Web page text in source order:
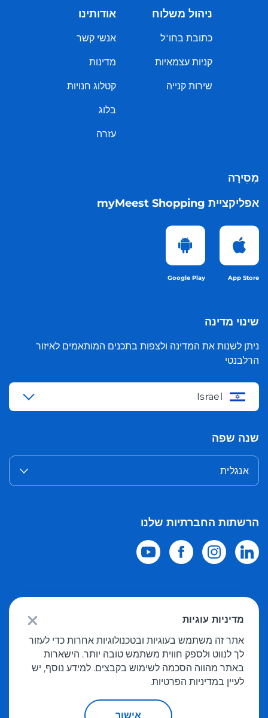
ניהול משלוח
כתובת בחו"ל
קניות עצמאיות
שירות קנייה
אודותינו
אנשי קשר
מדינות
קטלוג חנויות
בלוג
עזרה
מְסִירָה
אפליקציית myMeest Shopping
App Store
Google Play
שינוי מדינה
ניתן לשנות את המדינה ולצפות בתכנים המותאמים לאיזור
הרלבנטי
Israel
שנה שפה
אנגלית
הרשתות החברתיות שלנו
מדיניות פרטיות
הצעה פומבית
מדיניות עוגיות
אתר זה משתמש בעוגיות ובטכנולוגיות אחרות כדי לעזור
לך לנווט ולספק חווית משתמש טובה יותר. הישארות
באתר מהווה הסכמה לשימוש בקבצים. למידע נוסף, יש
לעיין במדיניות הפרטיות.
אישור